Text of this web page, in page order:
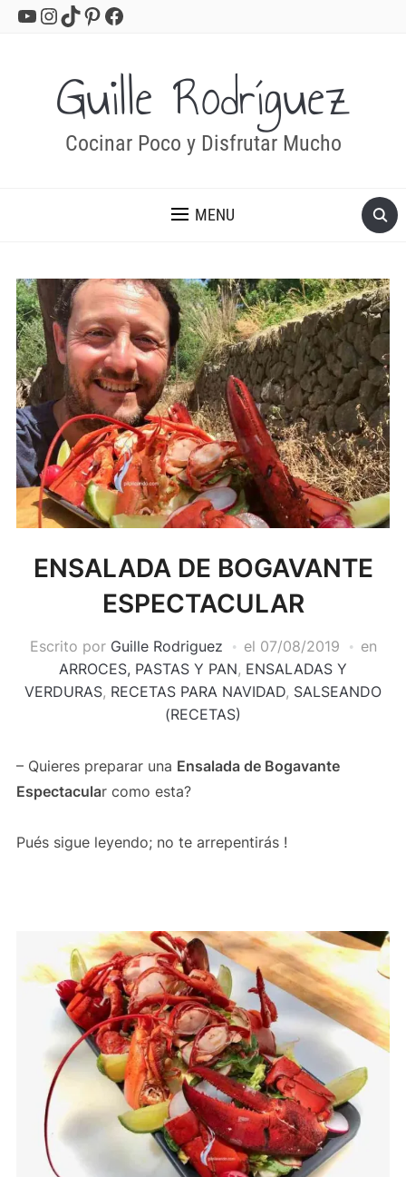
YouTube
Instagram
TikTok
Pinterest
Facebook
Guille Rodríguez
Cocinar Poco y Disfrutar Mucho
MENU
ENSALADA DE BOGAVANTE
ESPECTACULAR
Escrito por Guille Rodriguez el 07/08/2019
en
ARROCES, PASTAS Y PAN, ENSALADAS Y
VERDURAS, RECETAS PARA NAVIDAD, SALSEANDO
(RECETAS)
– Quieres preparar una Ensalada de Bogavante
Espectacular como esta?
Pués sigue leyendo; no te arrepentirás !